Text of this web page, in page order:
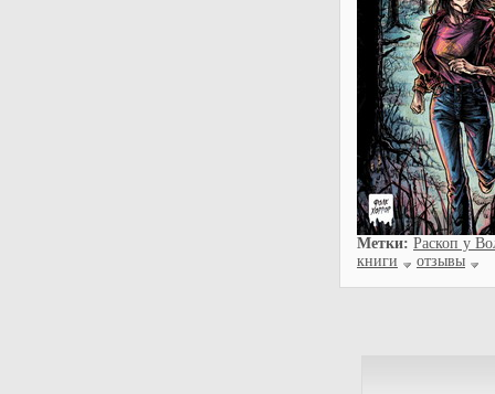
Метки: Раскоп у
книги
отзывы